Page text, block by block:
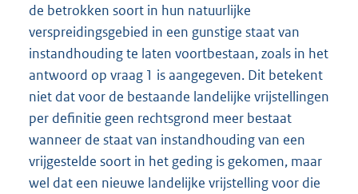
de betrokken soort in hun natuurlijke
verspreidingsgebied in een gunstige staat van
instandhouding te laten voortbestaan, zoals in het
antwoord op vraag 1 is aangegeven. Dit betekent
niet dat voor de bestaande landelijke vrijstellingen
per definitie geen rechtsgrond meer bestaat
wanneer de staat van instandhouding van een
vrijgestelde soort in het geding is gekomen, maar
wel dat een nieuwe landelijke vrijstelling voor die